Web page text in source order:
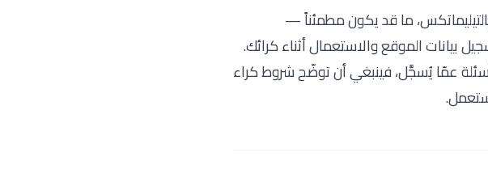
ما قد يكون مطمئناً —
بيانات الموقع والاستعمال أثناء كرائك.
عمّا يُسجَّل، فينبغي أن توضّح شروط كراء